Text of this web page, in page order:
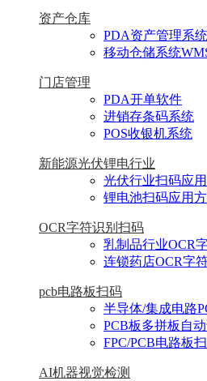
资产仓库
PDA资产管理系统
移动仓储系统
门店管理
PDA开单软件
进销存条码系统
POS收银机系统
新能源光伏锂电行业
光伏行业扫码应
锂电池扫码应用
OCR字符识别扫码
乳制品行业OCR
连锁药店OCR字
pcb电路板扫码
半导体/集成电路
PCB板多拼板自
FPC/PCB电路板
AI机器视觉检测